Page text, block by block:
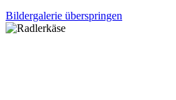
Bildergalerie überspringen